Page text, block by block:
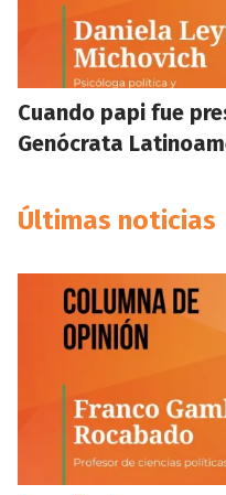
Cuando papi fue
Genócrata
Últimas noticias